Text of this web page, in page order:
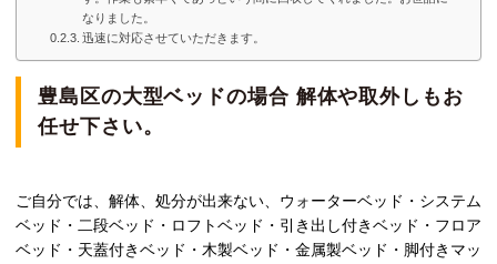
なりました。
迅速に対応させていただきます。
豊島区の大型ベッドの場合 解体や取外しもお
任せ下さい。
ご自分では、解体、処分が出来ない、ウォーターベッド・システム
ベッド・二段ベッド・ロフトベッド・引き出し付きベッド・フロア
ベッド・天蓋付きベッド・木製ベッド・金属製ベッド・脚付きマッ